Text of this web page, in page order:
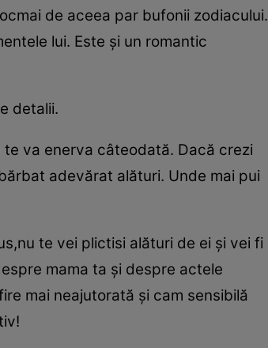
de aceea par bufonii zodiacului.
lui. Este şi un romantic
detalii.
va enerva câteodată. Dacă crezi
adevărat alături. Unde mai pui
te vei plictisi alături de ei şi vei fi
mama ta şi despre actele
mai neajutorată şi cam sensibilă